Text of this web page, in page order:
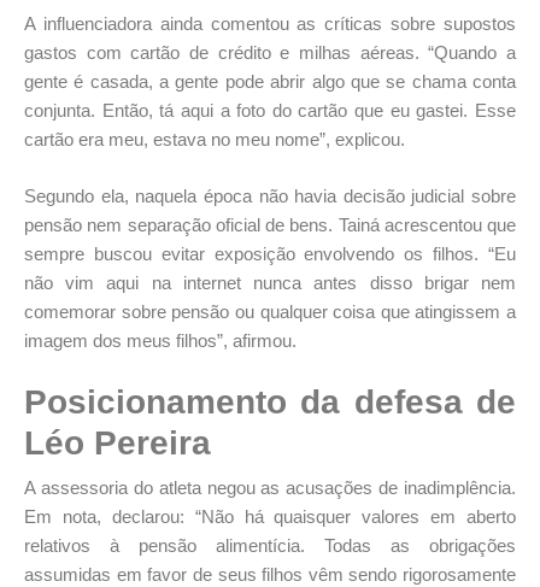
A influenciadora ainda comentou as críticas sobre supostos
gastos com cartão de crédito e milhas aéreas. “Quando a
gente é casada, a gente pode abrir algo que se chama conta
conjunta. Então, tá aqui a foto do cartão que eu gastei. Esse
cartão era meu, estava no meu nome”, explicou.
Segundo ela, naquela época não havia decisão judicial sobre
pensão nem separação oficial de bens. Tainá acrescentou que
sempre buscou evitar exposição envolvendo os filhos. “Eu
não vim aqui na internet nunca antes disso brigar nem
comemorar sobre pensão ou qualquer coisa que atingissem a
imagem dos meus filhos”, afirmou.
Posicionamento da defesa de
Léo Pereira
A assessoria do atleta negou as acusações de inadimplência.
Em nota, declarou: “Não há quaisquer valores em aberto
relativos à pensão alimentícia. Todas as obrigações
assumidas em favor de seus filhos vêm sendo rigorosamente